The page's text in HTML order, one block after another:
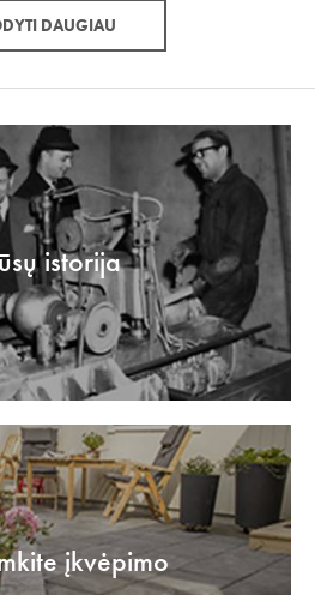
DAUGIAU
istorija
įkvėpimo